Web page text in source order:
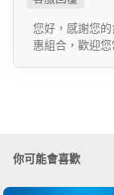
您好，感謝您
惠組合，歡迎
你可能會喜歡